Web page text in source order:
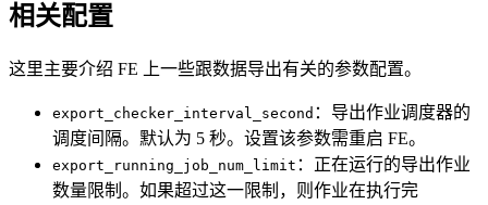
相关配置
这里主要介绍 FE 上一些跟数据导出有关的参数配置。
export_checker_interval_second ：导出作业调度器的
调度间隔。默认为 5 秒。设置该参数需重启 FE。
export_running_job_num_limit ：正在运行的导出作业
数量限制。如果超过这一限制，则作业在执行完